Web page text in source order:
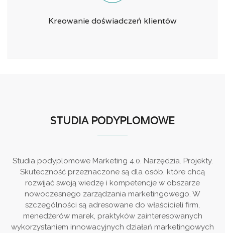
Kreowanie doświadczeń klientów
STUDIA PODYPLOMOWE
Studia podyplomowe Marketing 4.0. Narzędzia. Projekty.
Skuteczność przeznaczone są dla osób, które chcą
rozwijać swoją wiedzę i kompetencje w obszarze
nowoczesnego zarządzania marketingowego. W
szczególności są adresowane do właścicieli firm,
menedżerów marek, praktyków zainteresowanych
wykorzystaniem innowacyjnych działań marketingowych